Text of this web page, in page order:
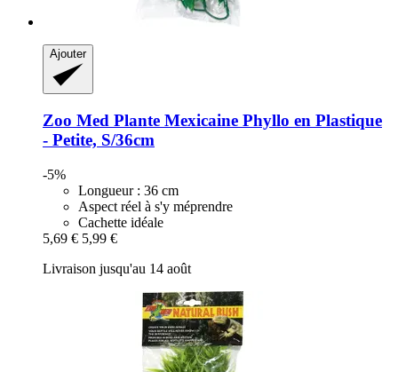
Ajouter
Zoo Med Plante Mexicaine Phyllo en Plastique
-​ Petite, S/36cm
-5%
Longueur : 36 cm
Aspect réel à s'y méprendre
Cachette idéale
5,69 € 5,99 €
Livraison jusqu'au 14 août